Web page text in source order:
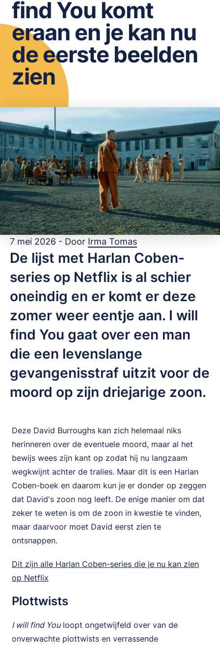
OPSLAAN
find You komt
eraan en je kan nu
de eerste beelden
zien
7 mei 2026 - Door Irma Tomas
De lijst met Harlan Coben-
series op Netflix is al schier
oneindig en er komt er deze
zomer weer eentje aan. I will
find You gaat over een man
die een levenslange
gevangenisstraf uitzit voor de
moord op zijn driejarige zoon.
Deze David Burroughs kan zich helemaal niks
herinneren over de eventuele moord, maar al het
bewijs wees zijn kant op zodat hij nu langzaam
wegkwijnt achter de tralies. Maar dit is een Harlan
Coben-boek en daarom kun je er donder op zeggen
dat David's zoon nog leeft. De enige manier om dat
zeker te weten is om de zoon in kwestie te vinden,
maar daarvoor moet David eerst zien te
ontsnappen.
Dit zijn alle Harlan Coben-series die je nu kan zien
op Netflix
Plottwists
I will find Youloopt ongetwijfeld over van de
onverwachte plottwists en verrassende